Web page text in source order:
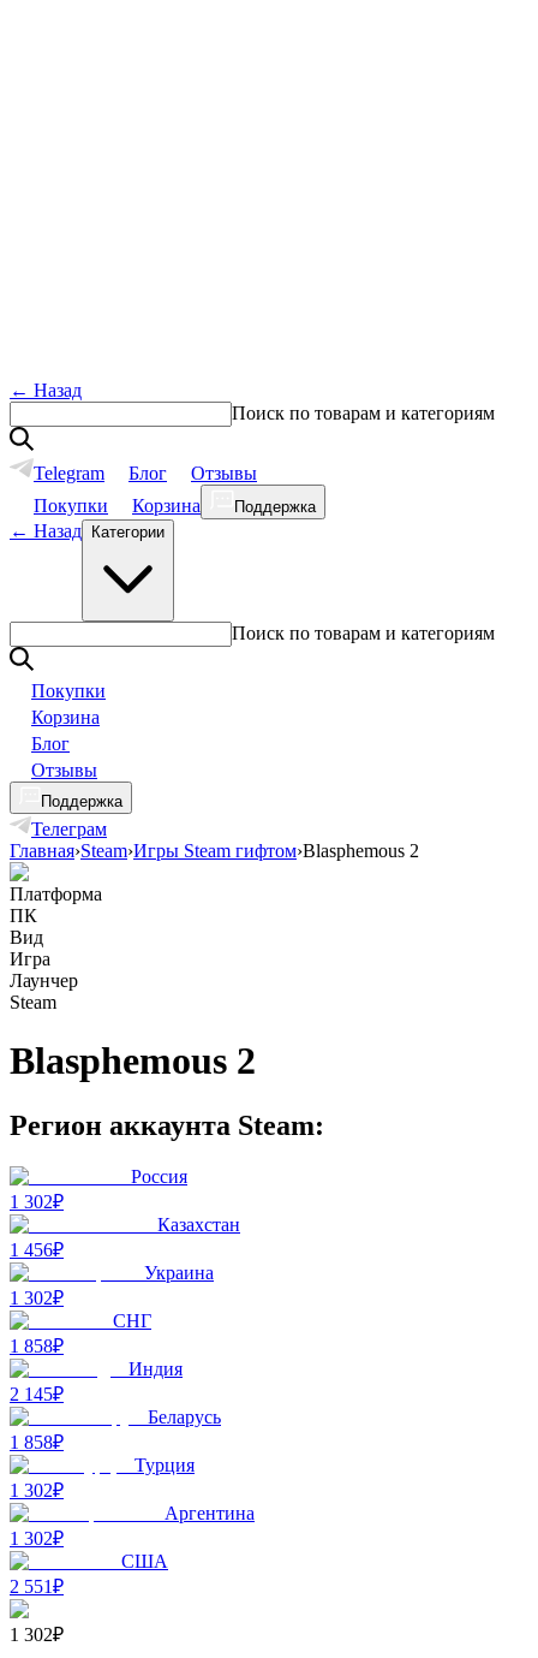
← Назад
Поиск по товарам и категориям
Telegram Блог
Отзывы
Покупки
Корзина Поддержка
← Назад Категории
Поиск по товарам и категориям
Покупки
Корзина
Блог
Отзывы
Поддержка
Телеграм
Главная›Steam›Игры Steam гифтом›Blasphemous 2
Платформа
ПК
Вид
Игра
Лаунчер
Steam
Blasphemous 2
Регион аккаунта Steam:
Россия
1 302₽
Казахстан
1 456₽
Украина
1 302₽
СНГ
1 858₽
Индия
2 145₽
Беларусь
1 858₽
Турция
1 302₽
Аргентина
1 302₽
США
2 551₽
1 302₽